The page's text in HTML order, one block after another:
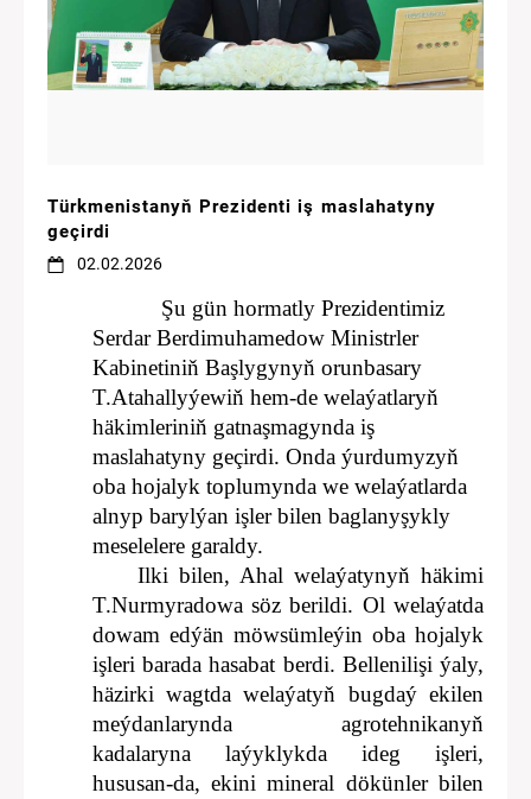
Türkmenistanyň Prezidenti iş maslahatyny
geçirdi
02.02.2026
Şu gün hormatly Prezidentimiz
Serdar Berdimuhamedow Ministrler
Kabinetiniň Başlygynyň orunbasary
T.Atahallyýewiň hem-de welaýatlaryň
häkimleriniň gatnaşmagynda iş
maslahatyny geçirdi. Onda ýurdumyzyň
oba hojalyk toplumynda we welaýatlarda
alnyp barylýan işler bilen baglanyşykly
meselelere garaldy.
Ilki bilen, Ahal welaýatynyň häkimi
T.Nurmyradowa söz berildi. Ol welaýatda
dowam edýän möwsümleýin oba hojalyk
işleri barada hasabat berdi. Bellenilişi ýaly,
häzirki wagtda welaýatyň bugdaý ekilen
meýdanlarynda agrotehnikanyň
kadalaryna laýyklykda ideg işleri,
hususan-da, ekini mineral dökünler bilen